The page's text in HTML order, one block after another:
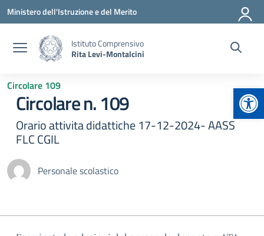
Vai ai contenuti
Vai al menu di navigazione
Vai al footer
Ministero dell'Istruzione e del Merito
Istituto Comprensivo
Rita Levi-Montalcini
Circolare 109
Circolare n. 109
Orario attivita didattiche 17-12-2024- AASS
FLC CGIL
Personale scolastico